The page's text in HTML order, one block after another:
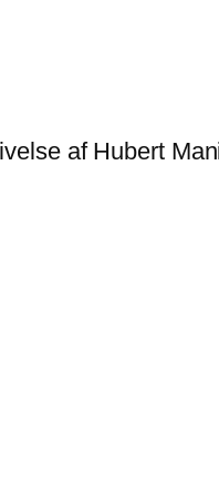
af Hubert